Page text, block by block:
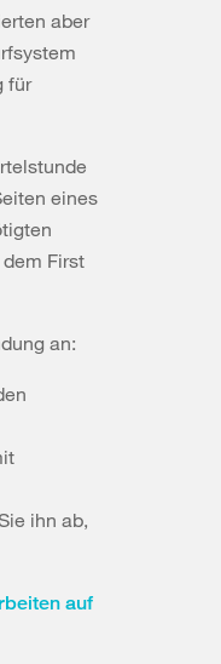
aber
für
eines
First
an:
ihn ab,
auf